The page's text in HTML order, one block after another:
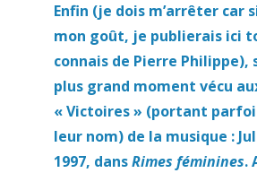
Enfin (je dois m’arrêter car
mon goût, je publierais ici
connais de Pierre Philippe),
plus grand moment vécu
« Victoires » (portant
leur nom) de la musique :
1997, dansRimes féminines.